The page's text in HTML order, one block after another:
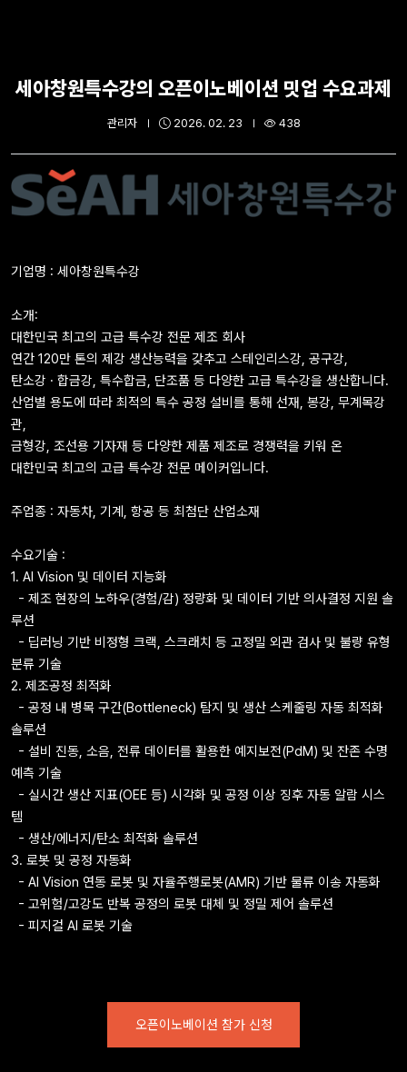
세아창원특수강의 오픈이노베이션 밋업 수요과제
관리자 2026. 02. 23 438
기업명 : 세아창원특수강
소개:
대한민국 최고의 고급 특수강 전문 제조 회사
연간 120만 톤의 제강 생산능력을 갖추고 스테인리스강, 공구강,
탄소강 · 합금강, 특수합금, 단조품 등 다양한 고급 특수강을 생산합니다.
산업별 용도에 따라 최적의 특수 공정 설비를 통해 선재, 봉강, 무계목강
관,
금형강, 조선용 기자재 등 다양한 제품 제조로 경쟁력을 키워 온
대한민국 최고의 고급 특수강 전문 메이커입니다.
주업종 : 자동차, 기계, 항공 등 최첨단 산업소재
수요기술 :
1. AI Vision 및 데이터 지능화
- 제조 현장의 노하우(경험/감) 정량화 및 데이터 기반 의사결정 지원 솔
루션
- 딥러닝 기반 비정형 크랙, 스크래치 등 고정밀 외관 검사 및 불량 유형
분류 기술
2. 제조공정 최적화
- 공정 내 병목 구간(Bottleneck) 탐지 및 생산 스케줄링 자동 최적화
솔루션
- 설비 진동, 소음, 전류 데이터를 활용한 예지보전(PdM) 및 잔존 수명
예측 기술
- 실시간 생산 지표(OEE 등) 시각화 및 공정 이상 징후 자동 알람 시스
템
- 생산/에너지/탄소 최적화 솔루션
3. 로봇 및 공정 자동화
- AI Vision 연동 로봇 및 자율주행로봇(AMR) 기반 물류 이송 자동화
- 고위험/고강도 반복 공정의 로봇 대체 및 정밀 제어 솔루션
- 피지컬 AI 로봇 기술
오픈이노베이션 참가 신청